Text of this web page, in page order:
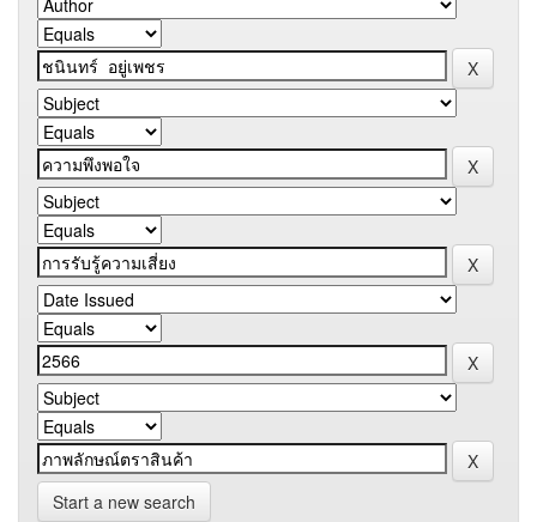
Start a new search